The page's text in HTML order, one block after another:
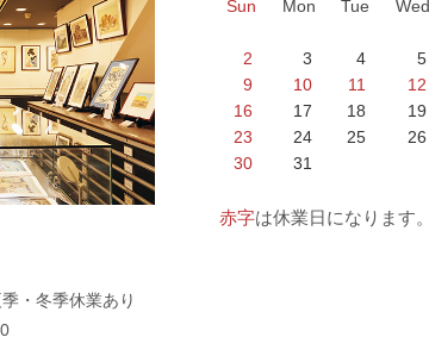
・冬季休業あり
Sun Mon Tue Wed
2
3 4 5
9
10 11 12
16
17 18 19
23
24 25 26
30
31
赤字は休業日になります。